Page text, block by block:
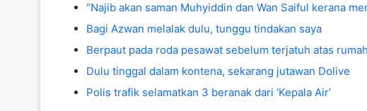
“Najib akan saman Muhyiddin dan Wan Saiful kerana
Bagi Azwan melalak dulu, tunggu tindakan saya
Berpaut pada roda pesawat sebelum terjatuh atas
Dulu tinggal dalam kontena, sekarang jutawan Dolive
Polis trafik selamatkan 3 beranak dari ‘Kepala Air’